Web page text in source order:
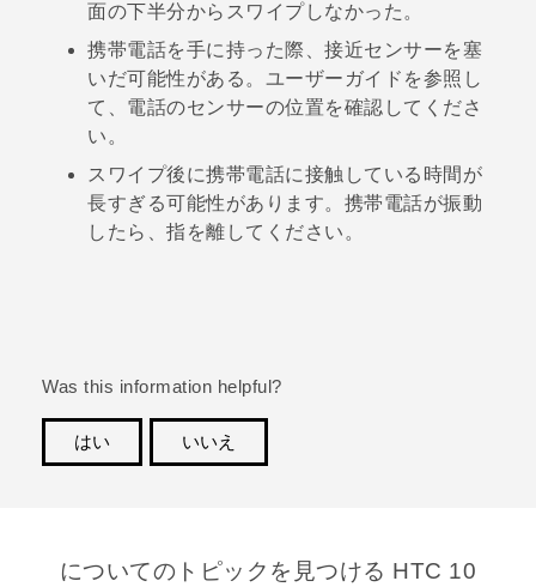
面の下半分からスワイプしなかった。
携帯電話を手に持った際、接近センサーを塞
いだ可能性がある。ユーザーガイドを参照し
て、電話のセンサーの位置を確認してくださ
い。
スワイプ後に携帯電話に接触している時間が
長すぎる可能性があります。携帯電話が振動
したら、指を離してください。
Was this information helpful?
はい
いいえ
についてのトピックを見つける HTC 10